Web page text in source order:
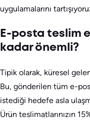
uygulamalarını
E-posta teslim
kadar önemli?
Tipik olarak, küresel
Bu, gönderilen tüm e-
istediği hedefe asla
Ürün teslimatlarınızın